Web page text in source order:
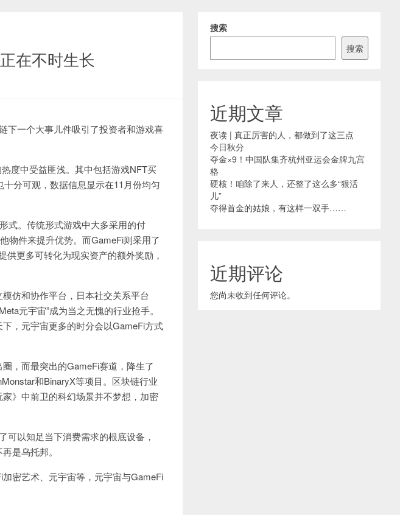
在不时生长
下一个大事儿件吸引了投资者和游戏喜
度中受益匪浅。其中包括游戏NFT买
分可观，数据信息显示在11月份均匀
式。传统形式游戏中大多采用的付
物件来提升优势。而GameFi则采用了
更多可转化为现实资产的额外奖励，
仿和协作平台，日本社交关系平台
元宇宙”成为当之无愧的行业抢手。
，元宇宙更多的时分会以GameFi方式
，而最突出的GameFi赛道，降生了
和BinaryX等项目。区块链行业
》中前卫的科幻场景并不梦想，加密
可以知足当下消费需求的根底设备，
是乌托邦。
密艺术、元宇宙等，元宇宙与GameFi
搜索
搜索
近期文章
夜读 | 真正厉害的人，都做到了这三点
今日秋分
夺金×9！中国队集齐杭州亚运会金牌九宫
格
硬核！咱除了来人，还整了这么多“狠活
儿”
夺得首金的姑娘，有这样一双手……
近期评论
您尚未收到任何评论。